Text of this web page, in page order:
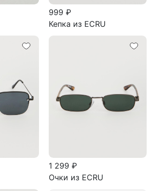
999 ₽
Кепка из ECRU
1 299 ₽
Очки из ECRU